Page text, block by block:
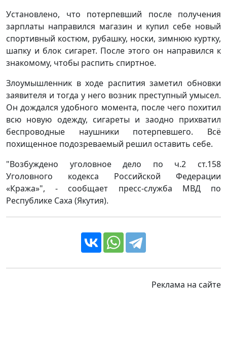
Установлено, что потерпевший после получения
зарплаты направился магазин и купил себе новый
спортивный костюм, рубашку, носки, зимнюю куртку,
шапку и блок сигарет. После этого он направился к
знакомому, чтобы распить спиртное.
Злоумышленник в ходе распития заметил обновки
заявителя и тогда у него возник преступный умысел.
Он дождался удобного момента, после чего похитил
всю новую одежду, сигареты и заодно прихватил
беспроводные наушники потерпевшего. Всё
похищенное подозреваемый решил оставить себе.
"Возбуждено уголовное дело по ч.2 ст.158
Уголовного кодекса Российской Федерации
«Кража»", - сообщает пресс-служба МВД по
Республике Саха (Якутия).
Реклама на сайте